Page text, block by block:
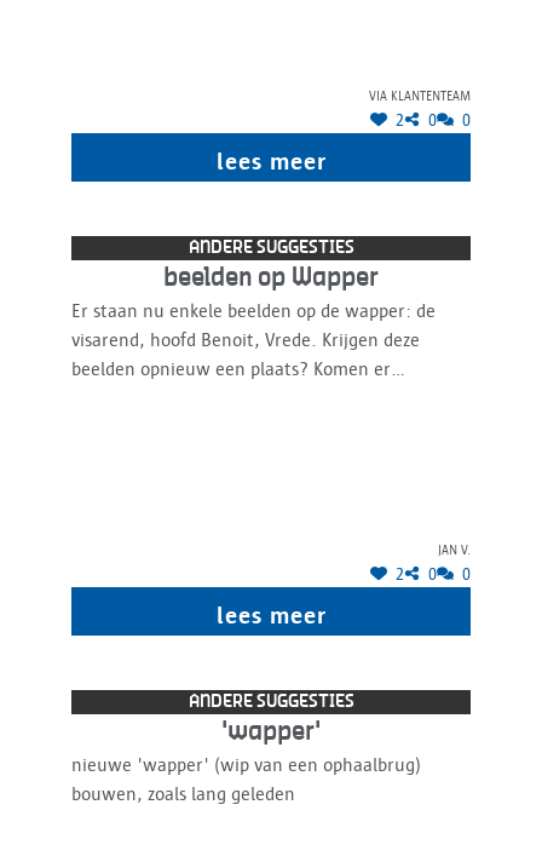
via klantenteam
2 0 0
lees meer
ANDERE SUGGESTIES
beelden op Wapper
Er staan nu enkele beelden op de wapper: de
visarend, hoofd Benoit, Vrede. Krijgen deze
beelden opnieuw een plaats? Komen er
Jan V.
2 0 0
lees meer
ANDERE SUGGESTIES
'wapper'
nieuwe 'wapper' (wip van een ophaalbrug)
bouwen, zoals lang geleden